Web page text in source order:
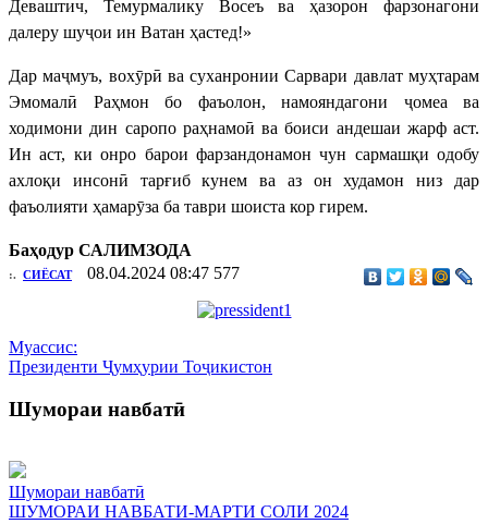
Деваштич, Темурмалику Восеъ ва ҳазорон фарзонагони
далеру шуҷои ин Ватан ҳастед!»
Дар маҷмуъ, вохӯрӣ ва суханронии Сарвари давлат муҳтарам
Эмомалӣ Раҳмон бо фаъолон, намояндагони ҷомеа ва
ходимони дин саропо раҳнамоӣ ва боиси андешаи жарф аст.
Ин аст, ки онро барои фарзандонамон чун сармашқи одобу
ахлоқи инсонӣ тарғиб кунем ва аз он худамон низ дар
фаъолияти ҳамарӯза ба таври шоиста кор гирем.
Баҳодур САЛИМЗОДА
:. СИЁСАТ 08.04.2024 08:47 577
Муассис:
Президенти Ҷумҳурии Тоҷикистон
Шумораи навбатӣ
Шумораи навбатӣ
ШУМОРАИ НАВБАТИ-МАРТИ СОЛИ 2024